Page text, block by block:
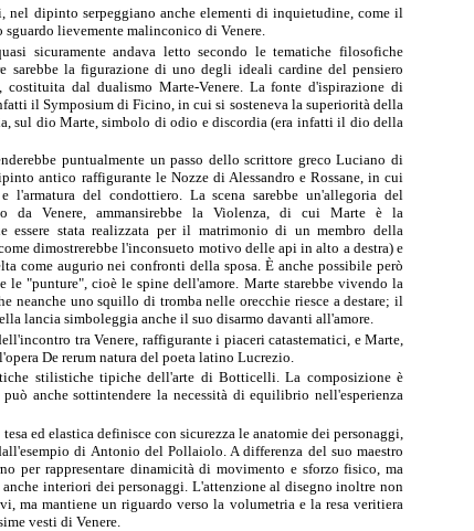
nel dipinto serpeggiano anche elementi di inquietudine, come il
lievemente malinconico di Venere.
sicuramente andava letto secondo le tematiche filosofiche
sarebbe la figurazione di uno degli ideali cardine del pensiero
costituita dal dualismo Marte-Venere. La fonte d'ispirazione di
il Symposiumdi Ficino, in cui si sosteneva la superiorità della
sul dio Marte, simbolo di odio e discordia (era infatti il dio della
puntualmente un passo dello scrittore grecoLuciano di
antico raffigurante le Nozze di Alessandro e Rossane, in cui
del condottiero. La scena sarebbe un'allegoria del
da Venere, ammansirebbe la Violenza, di cui Marte è la
essere stata realizzata per il matrimonio di un membro della
dimostrerebbe l'inconsueto motivo delle api in alto a destra) e
come augurio nei confronti della sposa. È anche possibile però
le "punture", cioè le spine dell'amore. Marte starebbe vivendo la
neanche uno squillo di tromba nelle orecchie riesce a destare; il
lancia simboleggia anche il suo disarmo davanti all'amore.
tra Venere, raffigurante i piaceri catastematici, e Marte,
De rerum natura del poeta latino Lucrezio
stilistiche tipiche dell'arte di Botticelli. La composizione è
anche sottintendere la necessità di equilibrio nell'esperienza
ed elastica definisce con sicurezza le anatomie dei personaggi,
di Antonio del Pollaiolo . A differenza del suo maestro
per rappresentare dinamicità di movimento e sforzo fisico, ma
interiori dei personaggi. L'attenzione al disegno inoltre non
ma mantiene un riguardo verso la volumetria e la resa veritiera
vesti di Venere.